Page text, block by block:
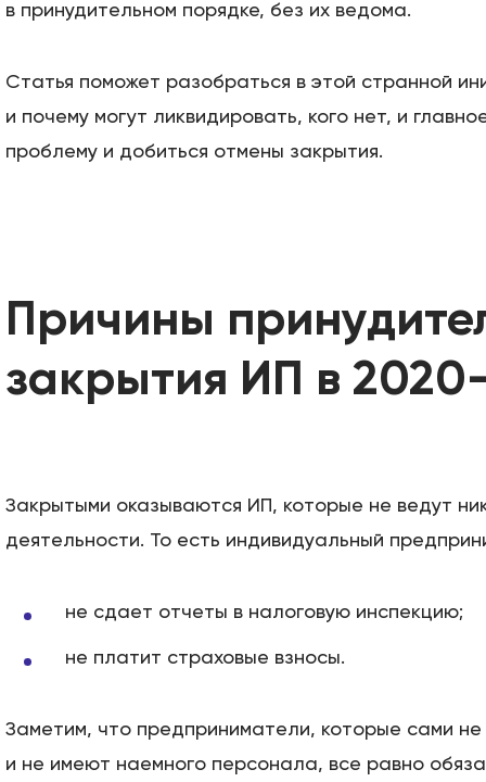
в принудительном порядке, без их ведома.
Статья поможет разобраться в этой странной
и почему могут ликвидировать, кого нет, и
проблему и добиться отмены закрытия.
Причины
закрытия ИП в
Закрытыми оказываются ИП, которые не ведут
деятельности. То есть индивидуальный
не сдает отчеты в налоговую инспекцию;
не платит страховые взносы.
Заметим, что предприниматели, которые сами
и не имеют наемного персонала, все равно